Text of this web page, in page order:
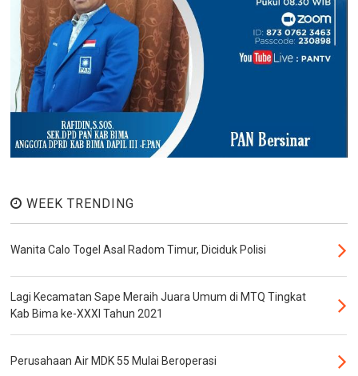
WEEK TRENDING
Wanita Calo Togel Asal Radom Timur, Diciduk Polisi
Lagi Kecamatan Sape Meraih Juara Umum di MTQ Tingkat
Kab Bima ke-XXXI Tahun 2021
Perusahaan Air MDK 55 Mulai Beroperasi